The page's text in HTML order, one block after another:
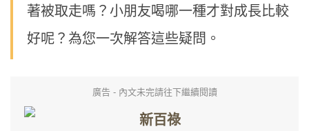
著被取走嗎？小朋友喝哪一種才對成長比較
好呢？為您一次解答這些疑問。
廣告 - 內文未完請往下繼續閱讀